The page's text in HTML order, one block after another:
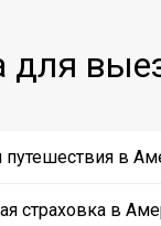
для
путешествия в
страховка в